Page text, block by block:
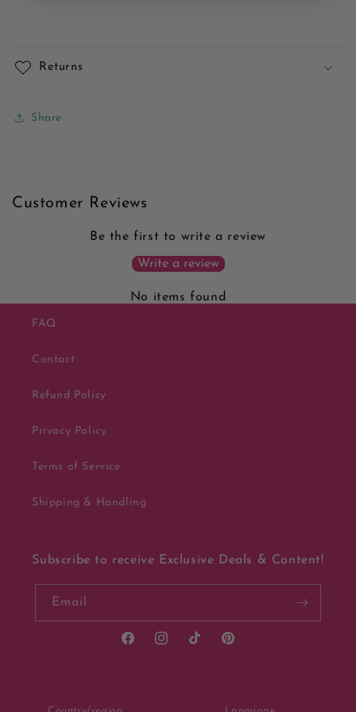
Returns
Share
Customer Reviews
Be the first to write a review
Write a review
No items found
FAQ
Contact
Refund Policy
Privacy Policy
Terms of Service
Shipping & Handling
Subscribe to receive Exclusive Deals & Content!
Email
FacebookInstagramTikTok Pinterest